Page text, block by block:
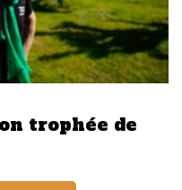
trophée de